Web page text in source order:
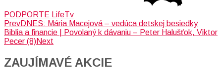
PODPORTE LifeTv
PrevDNES: Mária Macejová – vedúca detskej besiedky
Biblia a financie | Povolaný k dávaniu – Peter Halušťok, Viktor
Pecer (8)Next
ZAUJÍMAVÉ AKCIE​